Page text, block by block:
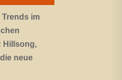
im
Hillsong,
neue